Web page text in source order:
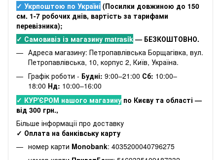
✓ Укрпоштою по Україні (Посилки довжиною до 150
см. 1-7 робочих днів, вартість за тарифами
перевізника);
✓ Самовивіз із магазину matrasik— БЕЗКОШТОВНО.
Адреса магазину: Петропавлівська Борщагівка, вул.
Петропавлівська, 10, корпус 2, Київ, Україна.
Графік роботи - Будні: 9:00–21:00 Сб: 10:00–
18:00 Нд: 10:00–16:00
✓ КУР'ЄРОМ нашого магазину по Києву та області —
від 300 грн.,
Більше інформації про доставку
✓ Оплата на банківську карту
номер карти Monobank: 4035200040796275